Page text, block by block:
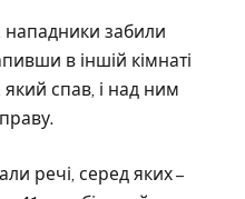
забили
в іншій кімнаті
який спав, і над ним
речі, серед яких –